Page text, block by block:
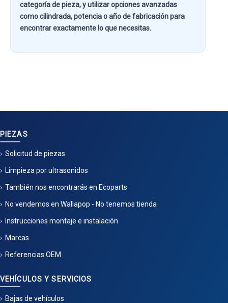
categoría de pieza, y utilizar opciones avanzadas
comocilindrada, potencia o año de fabricaciónpara
encontrar exactamente lo que necesitas.
PIEZAS
Solicitud de piezas
Limpieza por ultrasonidos
También nos encontrarás en Ecoparts
No vendemos en Wallapop - No tenemos tienda
Instrucciones montaje e instalación
Marcas
Referencias OEM
VEHÍCULOS Y SERVICIOS
Bajas de vehículos